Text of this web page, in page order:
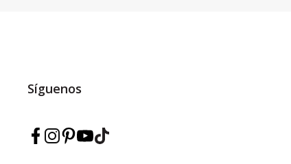
Síguenos
Síguenos en Facebook — Marmarina
Síguenos en Instagram — Marmarina
Síguenos en Pinterest — Marmarina
Síguenos en YouTube — Marmarina
Síguenos en TikTok — Marmarina